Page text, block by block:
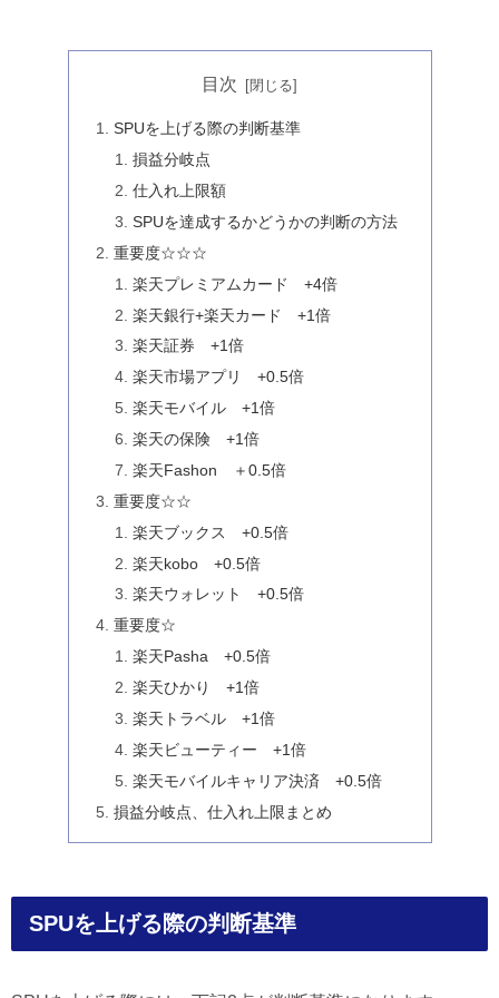
目次
SPUを上げる際の判断基準
損益分岐点
仕入れ上限額
SPUを達成するかどうかの判断の方法
重要度☆☆☆
楽天プレミアムカード +4倍
楽天銀行+楽天カード +1倍
楽天証券 +1倍
楽天市場アプリ +0.5倍
楽天モバイル +1倍
楽天の保険 +1倍
楽天Fashon ＋0.5倍
重要度☆☆
楽天ブックス +0.5倍
楽天kobo +0.5倍
楽天ウォレット +0.5倍
重要度☆
楽天Pasha +0.5倍
楽天ひかり +1倍
楽天トラベル +1倍
楽天ビューティー +1倍
楽天モバイルキャリア決済 +0.5倍
損益分岐点、仕入れ上限まとめ
SPUを上げる際の判断基準